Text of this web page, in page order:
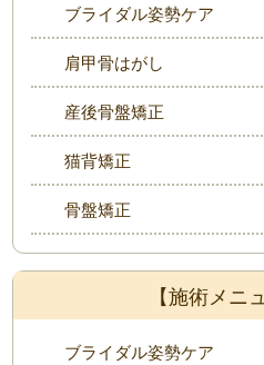
ブライダル姿勢ケア
肩甲骨はがし
産後骨盤矯正
猫背矯正
骨盤矯正
【施術メニ
ブライダル姿勢ケア